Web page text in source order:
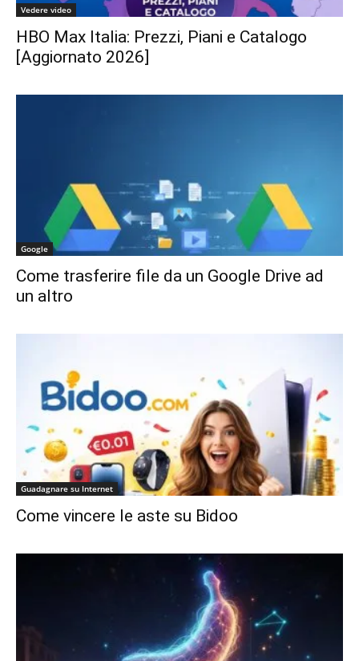
Vedere video
HBO Max Italia: Prezzi, Piani e Catalogo
[Aggiornato 2026]
Google
Come trasferire file da un Google Drive ad
un altro
Guadagnare su Internet
Come vincere le aste su Bidoo